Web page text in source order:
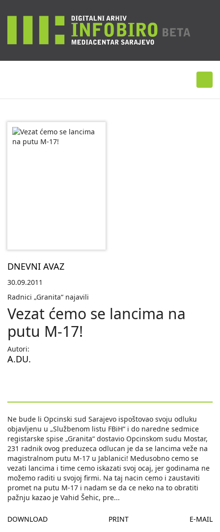
DNEVNI AVAZ
30.09.2011
Radnici „Granita“ najavili
Vezat ćemo se lancima na
putu M-17!
Autori:
A.DU.
Ne bude li Opcinski sud Sarajevo ispoštovao svoju odluku
objavljenu u „Službenom listu FBiH“ i do naredne sedmice
registarske spise „Granita“ dostavio Opcinskom sudu Mostar,
231 radnik ovog preduzeca odlucan je da se lancima veže na
magistralnom putu M-17 u Jablanici! Medusobno cemo se
vezati lancima i time cemo iskazati svoj ocaj, jer godinama ne
možemo raditi u svojoj firmi. Na taj nacin cemo i zaustaviti
promet na putu M-17 i nadam se da ce neko na to obratiti
pažnju kazao je Vahid Šehic, pre...
DOWNLOAD PRINT E-MAIL